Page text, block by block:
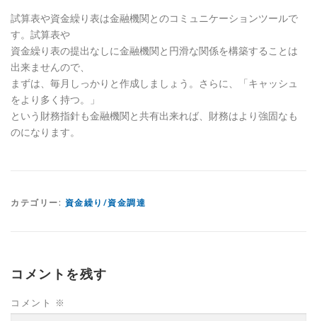
試算表や資金繰り表は金融機関とのコミュニケーションツールで
す。試算表や
資金繰り表の提出なしに金融機関と円滑な関係を構築することは
出来ませんので、
まずは、毎月しっかりと作成しましょう。さらに、「キャッシュ
をより多く持つ。」
という財務指針も金融機関と共有出来れば、財務はより強固なも
のになります。
カテゴリー: 資金繰り/資金調達
コメントを残す
コメント ※